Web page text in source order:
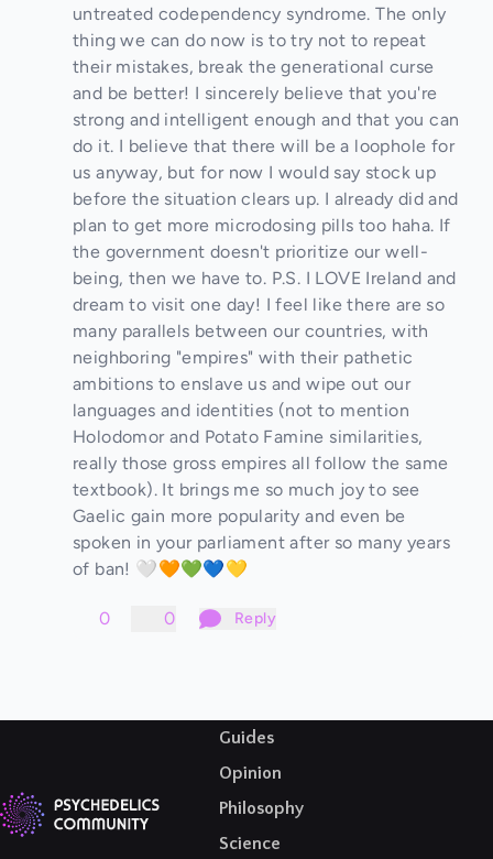
untreated codependency syndrome. The only
thing we can do now is to try not to repeat
their mistakes, break the generational curse
and be better! I sincerely believe that you're
strong and intelligent enough and that you can
do it. I believe that there will be a loophole for
us anyway, but for now I would say stock up
before the situation clears up. I already did and
plan to get more microdosing pills too haha. If
the government doesn't prioritize our well-
being, then we have to. P.S. I LOVE Ireland and
dream to visit one day! I feel like there are so
many parallels between our countries, with
neighboring "empires" with their pathetic
ambitions to enslave us and wipe out our
languages and identities (not to mention
Holodomor and Potato Famine similarities,
really those gross empires all follow the same
textbook). It brings me so much joy to see
Gaelic gain more popularity and even be
spoken in your parliament after so many years
of ban! 🤍🧡💚💙💛
0 0 Reply
Guides
Opinion
Philosophy
Science